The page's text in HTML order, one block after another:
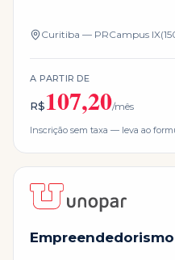
Curitiba — PRCampus
A PARTIR DE
R$107,20/mês
Inscrição sem taxa — leva ao